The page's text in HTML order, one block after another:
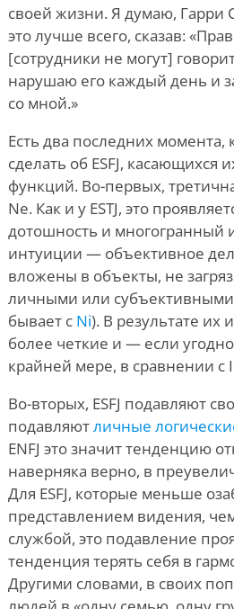
своей жизни. Я думаю, Гарри
это лучше всего, сказав:
[сотрудники не могут]
нарушаю его каждый день и
со мной.»
Есть два последних момента,
сделать об ESFJ, касающихся
функций. Во-первых,
Ne. Как и у ESTJ, это
дотошность и многогранный
интуиции — объективное
вложены в объекты, не
личными или
бывает с Ni). В результате их
более четкие и — если
крайней мере, в сравнении с
Во-вторых, ESFJ подавляют
подавляютличные
ENFJ это значит тенденцию
наверняка верно, в
Для ESFJ, которые меньше
представлением видения,
службой, это подавление
тенденция терять себя в
Другими словами, в своих